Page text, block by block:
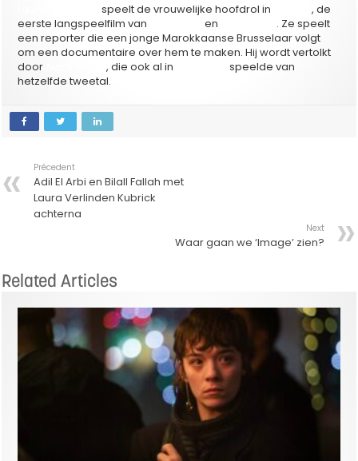
speelt de vrouwelijke hoofdrol in ‘Image’, de
eerste langspeelfilm van
en
. Ze speelt
een reporter die een jonge Marokkaanse Brusselaar volgt
om een documentaire over hem te maken. Hij wordt vertolkt
door
Nabil Mallat, die ook al in
speelde van
hetzelfde tweetal.
Précedent
Adil El Arbi en Bilall Fallah met
Laura Verlinden Kubrick
achterna
Next
Waar gaan we ‘Image’ zien?
Related Articles